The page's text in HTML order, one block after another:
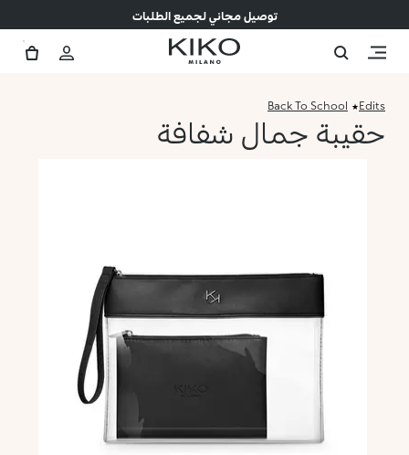
توصيل مجاني لجميع الطلبات
Edits
Back To School
حقيبة جمال شفافة